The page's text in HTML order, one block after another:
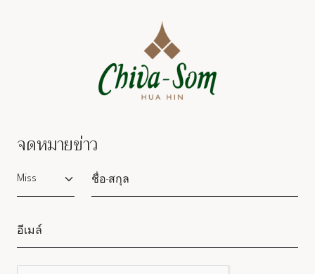
จดหมายข่าว
Salutation